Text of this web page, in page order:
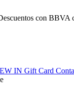
con
IN Gift Card